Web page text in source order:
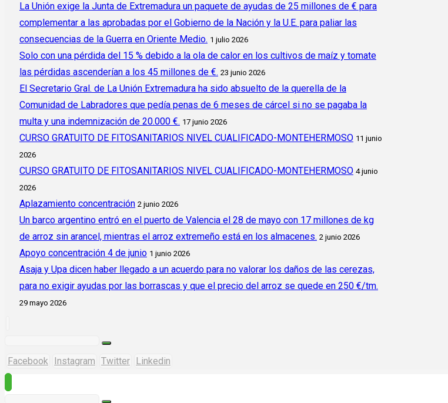
La Unión exige la Junta de Extremadura un paquete de ayudas de 25 millones de € para
complementar a las aprobadas por el Gobierno de la Nación y la U.E. para paliar las
consecuencias de la Guerra en Oriente Medio. 1 julio 2026
Solo con una pérdida del 15 % debido a la ola de calor en los cultivos de maíz y tomate
las pérdidas ascenderían a los 45 millones de €. 23 junio 2026
El Secretario Gral. de La Unión Extremadura ha sido absuelto de la querella de la
Comunidad de Labradores que pedía penas de 6 meses de cárcel si no se pagaba la
multa y una indemnización de 20.000 €. 17 junio 2026
CURSO GRATUITO DE FITOSANITARIOS NIVEL CUALIFICADO-MONTEHERMOSO 11 junio
2026
CURSO GRATUITO DE FITOSANITARIOS NIVEL CUALIFICADO-MONTEHERMOSO 4 junio
2026
Aplazamiento concentración 2 junio 2026
Un barco argentino entró en el puerto de Valencia el 28 de mayo con 17 millones de kg
de arroz sin arancel, mientras el arroz extremeño está en los almacenes. 2 junio 2026
Apoyo concentración 4 de junio 1 junio 2026
Asaja y Upa dicen haber llegado a un acuerdo para no valorar los daños de las cerezas,
para no exigir ayudas por las borrascas y que el precio del arroz se quede en 250 €/tm.
29 mayo 2026
Facebook Instagram Twitter Linkedin